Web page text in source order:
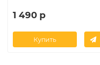
1 490 р
Купить